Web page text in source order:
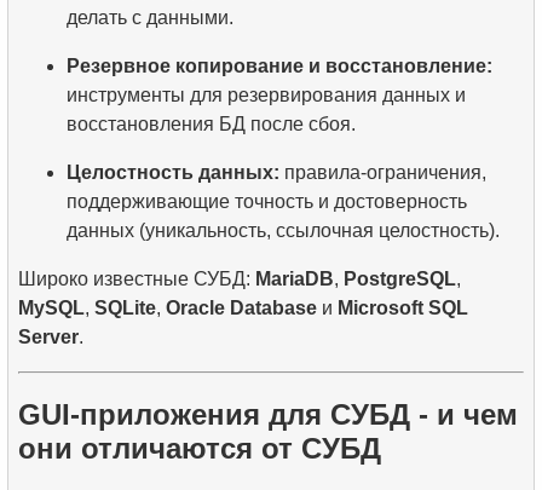
делать с данными.
Резервное копирование и восстановление:
инструменты для резервирования данных и
восстановления БД после сбоя.
Целостность данных: правила-ограничения,
поддерживающие точность и достоверность
данных (уникальность, ссылочная целостность).
Широко известные СУБД: MariaDB, PostgreSQL,
MySQL, SQLite, Oracle Database и Microsoft SQL
Server.
GUI-приложения для СУБД - и чем
они отличаются от СУБД